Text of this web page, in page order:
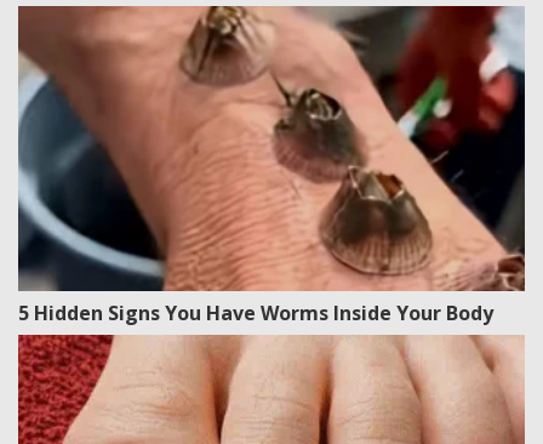
5 Hidden Signs You Have Worms Inside Your Body